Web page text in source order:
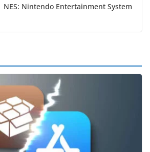
NES: Nintendo Entertainment System